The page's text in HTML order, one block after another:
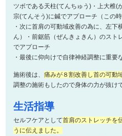
ツボである天柱(てんちゅう)・上大椎(
宗(てんそう)に鍼でアプローチ（この
・次に首肩の可動域改善の為に、左下
ん）・前鋸筋（ぜんきょきん）のスト
でアプローチ
・最後に仰向けで自律神経調整に重要
施術後は、 痛みが８割改善し首の可動
調整の施術もしたので身体の力が抜け
生活指導
セルフケアとして首肩のストレッチを
うに伝えました。